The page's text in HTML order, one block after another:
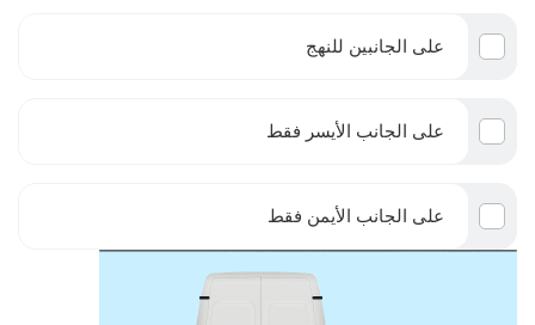
على الجانبين للنهج
على الجانب الأيسر فقط
على الجانب الأيمن فقط